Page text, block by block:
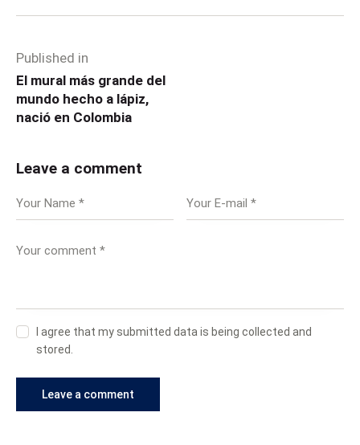
Published in
El mural más grande del
mundo hecho a lápiz,
nació en Colombia
Leave a comment
I agree that my submitted data is being collected and
stored.